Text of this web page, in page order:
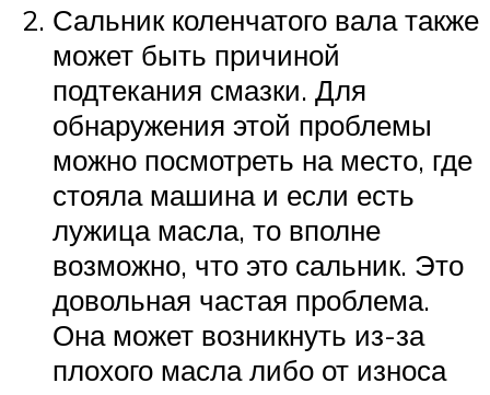
Сальник коленчатого вала также
может быть причиной
подтекания смазки. Для
обнаружения этой проблемы
можно посмотреть на место, где
стояла машина и если есть
лужица масла, то вполне
возможно, что это сальник. Это
довольная частая проблема.
Она может возникнуть из-за
плохого масла либо от износа